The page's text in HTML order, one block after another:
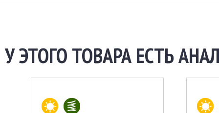
У ЭТОГО ТОВАРА ЕСТЬ